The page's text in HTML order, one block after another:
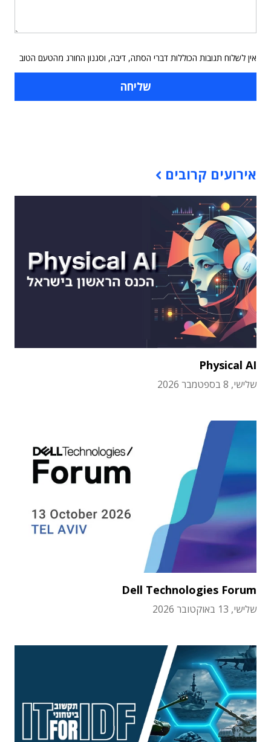
אין לשלוח תגובות הכוללות דברי הסתה, דיבה, וסגנון החורג מהטעם הטוב
אירועים קרובים
Physical AI
שלישי, 8 בספטמבר 2026
Dell Technologies Forum
שלישי, 13 באוקטובר 2026